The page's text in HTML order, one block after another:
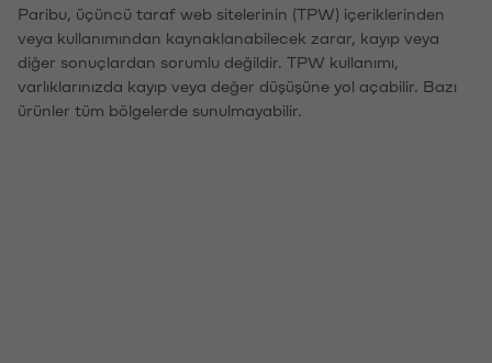
Paribu, üçüncü taraf web sitelerinin (TPW) içeriklerinden
veya kullanımından kaynaklanabilecek zarar, kayıp veya
diğer sonuçlardan sorumlu değildir. TPW kullanımı,
varlıklarınızda kayıp veya değer düşüşüne yol açabilir. Bazı
ürünler tüm bölgelerde sunulmayabilir.